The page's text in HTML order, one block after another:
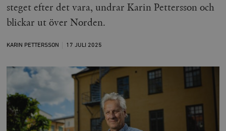
steget efter det vara, undrar Karin Pettersson och
blickar ut över Norden.
KARIN PETTERSSON 17 JULI 2025